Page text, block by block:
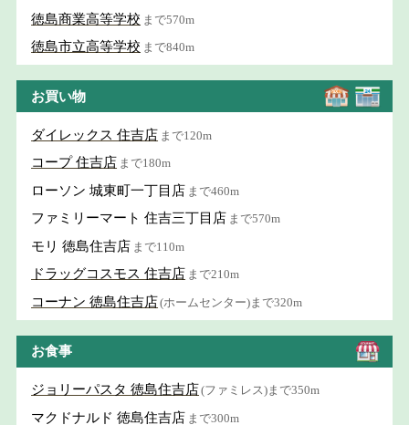
徳島商業高等学校 まで570m
徳島市立高等学校 まで840m
お買い物
ダイレックス 住吉店 まで120m
コープ 住吉店 まで180m
ローソン 城東町一丁目店 まで460m
ファミリーマート 住吉三丁目店 まで570m
モリ 徳島住吉店 まで110m
ドラッグコスモス 住吉店 まで210m
コーナン 徳島住吉店(ホームセンター)まで320m
お食事
ジョリーパスタ 徳島住吉店(ファミレス)まで350m
マクドナルド 徳島住吉店 まで300m